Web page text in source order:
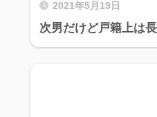
2021年5月19日
次男だけど戸籍上は長